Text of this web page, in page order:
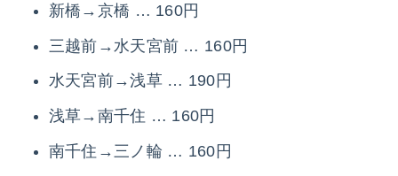
新橋→京橋 … 160円
三越前→水天宮前 … 160円
水天宮前→浅草 … 190円
浅草→南千住 … 160円
南千住→三ノ輪 … 160円